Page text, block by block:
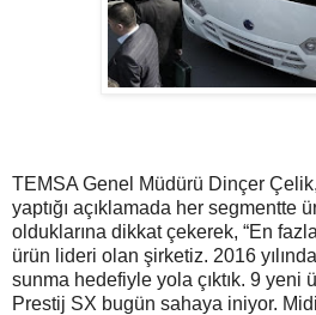
TEMSA Genel Müdürü Dinçer Çelik,
yaptığı açıklamada her segmentte
olduklarına dikkat çekerek, “En
ürün lideri olan şirketiz. 2016
sunma hedefiyle yola çıktık. 9 yeni
Prestij SX bugün sahaya iniyor.